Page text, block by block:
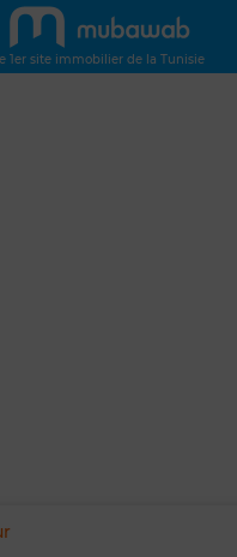
1er site immobilier de la Tunisie